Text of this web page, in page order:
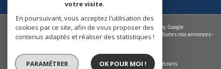
© 2026 | Tous droits réservés | Traduction powered by Google
Plan du site-Mentions légales- Nos honoraires-Liens- Admin Toutes nos annonces-
Politique RGPD
Site internet compatible multi-supports,
un seul site adaptable à tous les types d'écrans.
votre visite.
En poursuivant, vous acceptez l'utilisation des
cookies par ce site, afin de vous proposer des
contenus adaptés et réaliser des statistiques !
PARAMÉTRER OK POUR MOI !